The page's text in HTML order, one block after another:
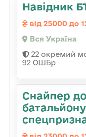
Навідник
від 25000 до
Вся Україна
22 окремий
92 ОШБр
Снайпер
батальйону